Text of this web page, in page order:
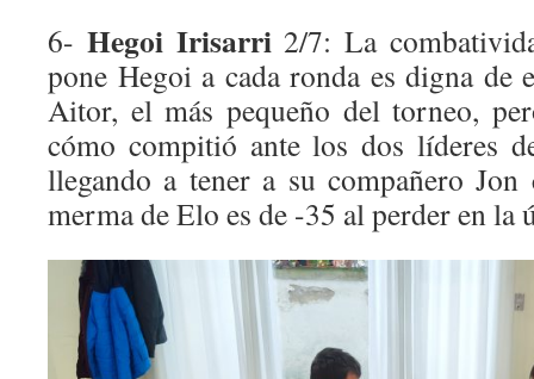
6- Hegoi Irisarri 2/7: La
pone Hegoi a cada ronda es digna de
Aitor, el más pequeño del torneo,
cómo compitió ante los dos líderes
llegando a tener a su compañero Jon
merma de Elo es de -35 al perder en la